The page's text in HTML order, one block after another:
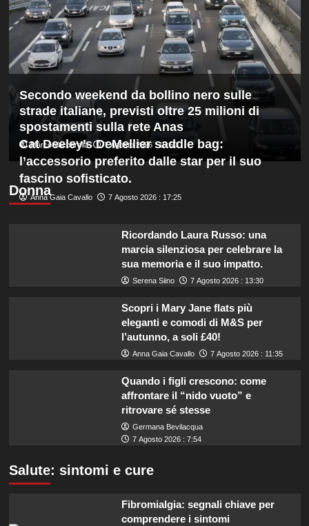
sistema
passa
da
governance
e
trasparenza”
Secondo weekend da bollino nero sulle
strade italiane, previsti oltre 25 milioni di
spostamenti sulla rete Anas
Marco Vaccarella 7 Agosto 2026 : 19:50
Donna
Cat Deeley’s DeMellier saddle bag:
l’accessorio preferito dalle star per il suo
fascino sofisticato.
Anna Gaia Cavallo 7 Agosto 2026 : 17:25
Ricordando Laura Russo: una
marcia silenziosa per celebrare la
sua memoria e il suo impatto.
Serena Siino 7 Agosto 2026 : 13:30
Scopri i Mary Jane flats più
eleganti e comodi di M&S per
l’autunno, a soli £40!
Anna Gaia Cavallo 7 Agosto 2026 : 11:35
Quando i figli crescono: come
affrontare il “nido vuoto” e
ritrovare sé stesse
Germana Bevilacqua
7 Agosto 2026 : 7:54
Salute: sintomi e cure
Fibromialgia: segnali chiave per
comprendere i sintomi